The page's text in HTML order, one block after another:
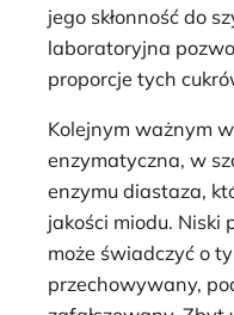
jego skłonność do
laboratoryjna
proporcje tych
Kolejnym ważnym
enzymatyczna, w
enzymu diastaza,
jakości miodu. Niski
może świadczyć o
przechowywany,